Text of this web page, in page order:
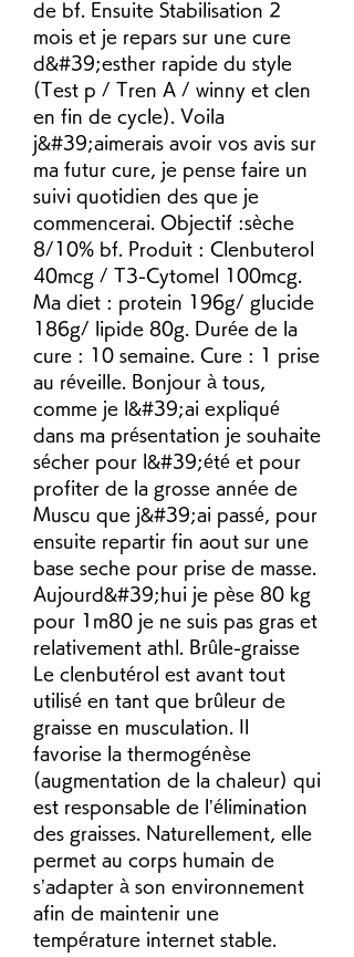
de bf. Ensuite Stabilisation 2
mois et je repars sur une cure
d&#39;esther rapide du style
(Test p / Tren A / winny et clen
en fin de cycle). Voila
j&#39;aimerais avoir vos avis sur
ma futur cure, je pense faire un
suivi quotidien des que je
commencerai. Objectif :sèche
8/10% bf. Produit : Clenbuterol
40mcg / T3-Cytomel 100mcg.
Ma diet : protein 196g/ glucide
186g/ lipide 80g. Durée de la
cure : 10 semaine. Cure : 1 prise
au réveille. Bonjour à tous,
comme je l&#39;ai expliqué
dans ma présentation je souhaite
sécher pour l&#39;été et pour
profiter de la grosse année de
Muscu que j&#39;ai passé, pour
ensuite repartir fin aout sur une
base seche pour prise de masse.
Aujourd&#39;hui je pèse 80 kg
pour 1m80 je ne suis pas gras et
relativement athl. Brûle-graisse
Le clenbutérol est avant tout
utilisé en tant que brûleur de
graisse en musculation. Il
favorise la thermogénèse
(augmentation de la chaleur) qui
est responsable de l’élimination
des graisses. Naturellement, elle
permet au corps humain de
s’adapter à son environnement
afin de maintenir une
température internet stable.